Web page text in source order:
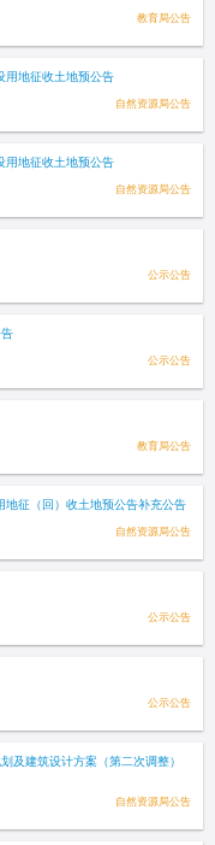
教育局公告
用地征收土地预公告
自然资源局公告
用地征收土地预公告
自然资源局公告
公示公告
公示公告
教育局公告
征（回）收土地预公告补充公告
自然资源局公告
公示公告
公示公告
及建筑设计方案（第二次调整）
自然资源局公告